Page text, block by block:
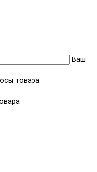
Ваш
товара